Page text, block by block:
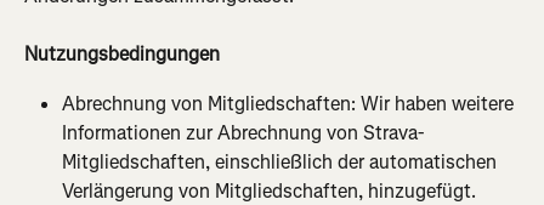
Nutzungsbedingungen
Abrechnung von Mitgliedschaften: Wir haben weitere
Informationen zur Abrechnung von Strava-
Mitgliedschaften, einschließlich der automatischen
Verlängerung von Mitgliedschaften, hinzugefügt.